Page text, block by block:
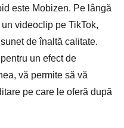
este Mobizen. Pe lângă
videoclip pe TikTok,
de înaltă calitate.
un efect de
vă permite să vă
pe care le oferă după